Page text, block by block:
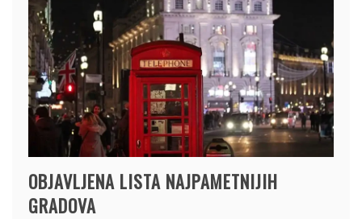
OBJAVLJENA LISTA NAJPAMETNIJIH
GRADOVA